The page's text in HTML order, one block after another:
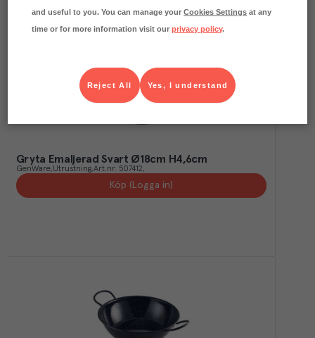
Gryta Emaljerad Svart Ø18cm H4,6cm
GenWare Utrustning Art.nr. 507412
Köp (Logga in)
and useful to you. You can manage yourCookies Settings at any
time or for more information visit ourprivacy policy.
Yes, I understand
Reject All